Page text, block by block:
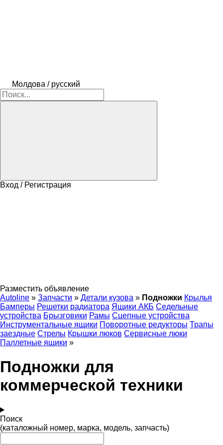
Молдова / русский
Вход / Регистрация
Разместить объявление
Autoline » Запчасти » Детали кузова » Подножки Крылья
Бамперы Решетки радиатора Ящики АКБ Седельные
устройства Брызговики Рамы Сцепные устройства
Инструментальные ящики Поворотные редукторы Трапы
заездные Стрелы Крышки люков Сервисные люки
Паллетные ящики »
Подножки для
коммерческой техники
Поиск
(каталожный номер, марка, модель, запчасть)